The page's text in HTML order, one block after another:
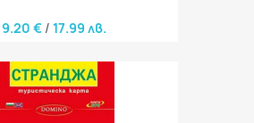
9.20 € 17.99 лв.